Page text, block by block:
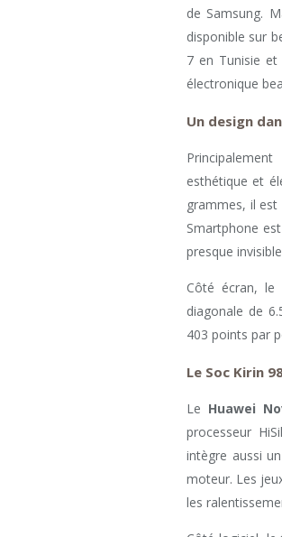
de Samsung.
disponible sur
7 en Tunisie
électronique
Un design
esthétique et
grammes, il
Smartphone
presque
Côté écran, le
diagonale de
403 points par
Le Soc Kirin
Le Huawei
processeur
intègre aussi
moteur. Les
les